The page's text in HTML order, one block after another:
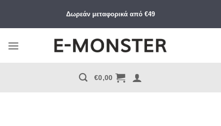
περιεχόμενο
Δωρεάν μεταφορικά από €49
€0,00